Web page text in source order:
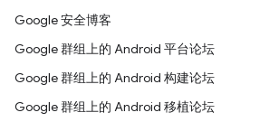
Google 安全博客
Google 群组上的 Android 平台论坛
Google 群组上的 Android 构建论坛
Google 群组上的 Android 移植论坛